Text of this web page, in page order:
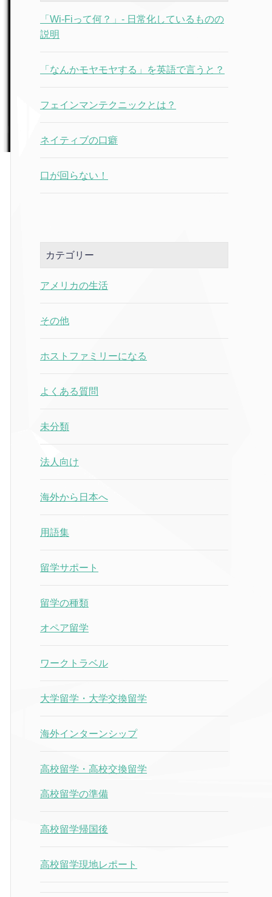
「Wi-Fiって何？」- 日常化しているものの
説明
「なんかモヤモヤする」を英語で言うと？
フェインマンテクニックとは？
ネイティブの口癖
口が回らない！
カテゴリー
アメリカの生活
その他
ホストファミリーになる
よくある質問
未分類
法人向け
海外から日本へ
用語集
留学サポート
留学の種類
オペア留学
ワークトラベル
大学留学・大学交換留学
海外インターンシップ
高校留学・高校交換留学
高校留学の準備
高校留学帰国後
高校留学現地レポート